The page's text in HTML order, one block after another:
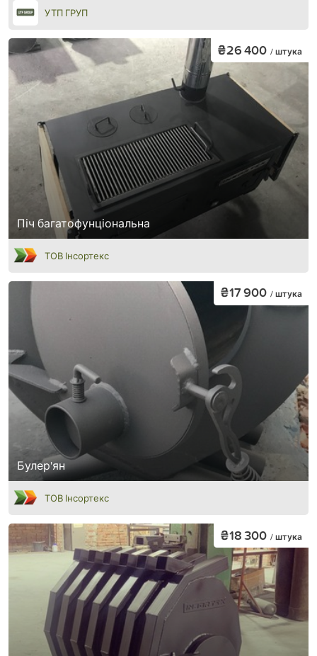
УТП ГРУП
Піч багатофунціональна
₴26 400 / штука
ТОВ Інсортекс
Булер'ян
₴17 900 / штука
ТОВ Інсортекс
₴18 300 / штука